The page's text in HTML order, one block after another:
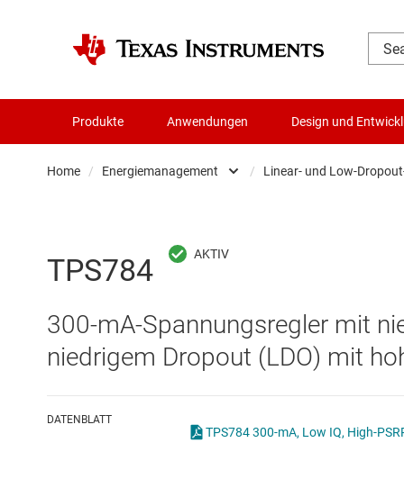
Produkte Anwendungen Design und
Home / Energiemanagement
Batteriemanagement-ICs
Die- & Wafer-Services
DLP-Produkte
/ Linear- und Low-
Gate-
TPS784
300-mA-Spannungsregler mit
niedrigem Dropout (LDO) mit
DATENBLATT